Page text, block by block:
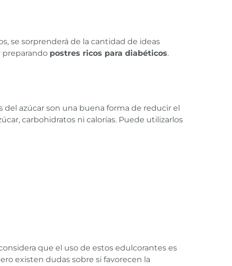
se sorprenderá de la cantidad de ideas
preparando postres ricos para diabéticos.
del azúcar son una buena forma de reducir el
carbohidratos ni calorías. Puede utilizarlos
que el uso de estos edulcorantes es
existen dudas sobre si favorecen la